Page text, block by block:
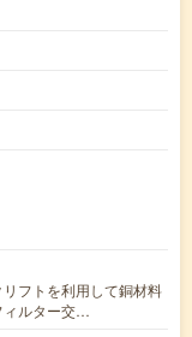
フトを利用して銅材料
ィルター交…